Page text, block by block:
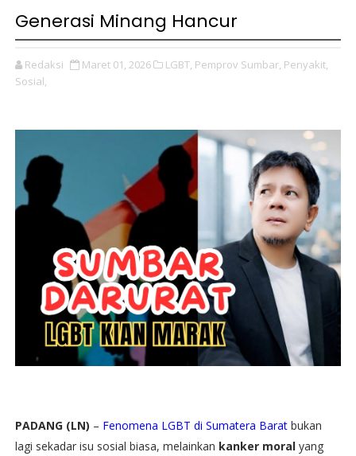
Generasi Minang Hancur
Redaksi Maret 01, 2026 LGBT, Pemprov Sumbar, Penyakit,
Sosial,
PADANG (LN) – Fenomena LGBT di Sumatera Baratbukan
lagi sekadar isu sosial biasa, melainkan kanker moralyang